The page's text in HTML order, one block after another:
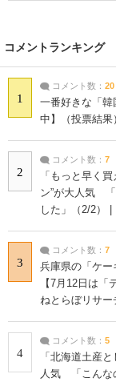
コメントランキング
1
コメント数： 20
一番好きな「韓
中】（投票結果
2
コメント数： 7
「もっと早く
ン”が大人気 「
した」（2/2）
3
コメント数： 7
兵庫県の「ケ
【7月12日は
ねとらぼリサー
4
コメント数： 5
「北海道土産
人気 「こんな